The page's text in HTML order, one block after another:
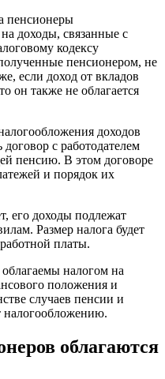
пенсионеры
доходы, связанные с
кодексу
пенсионером, не
если доход от вкладов
он также не облагается
доходов
с работодателем
пенсию. В этом договоре
и порядок их
его доходы подлежат
Размер налога будет
платы.
налогом на
положения и
случаев пенсии и
налогообложению.
облагаются